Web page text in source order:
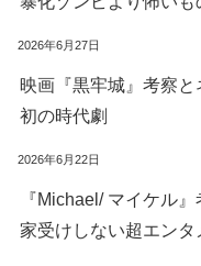
2026年6月27日
映画『黒牢城』考察
初の時代劇
2026年6月22日
『Michael/ マイケル
家受けしない超エンタ